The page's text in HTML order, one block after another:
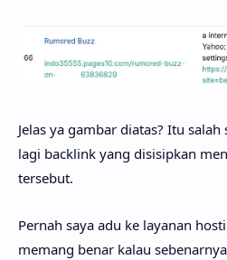
Jelas ya gambar diatas? Itu
lagi backlink yang disisipkan
tersebut.
Pernah saya adu ke layanan
memang benar kalau